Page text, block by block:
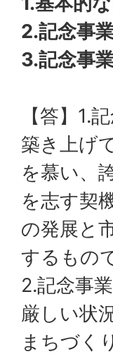
2.記念事
3.記念事
【答】1.
築き上げ
を慕い、
を志す契
の発展と
するもの
2.記念事
厳しい状
まちづく